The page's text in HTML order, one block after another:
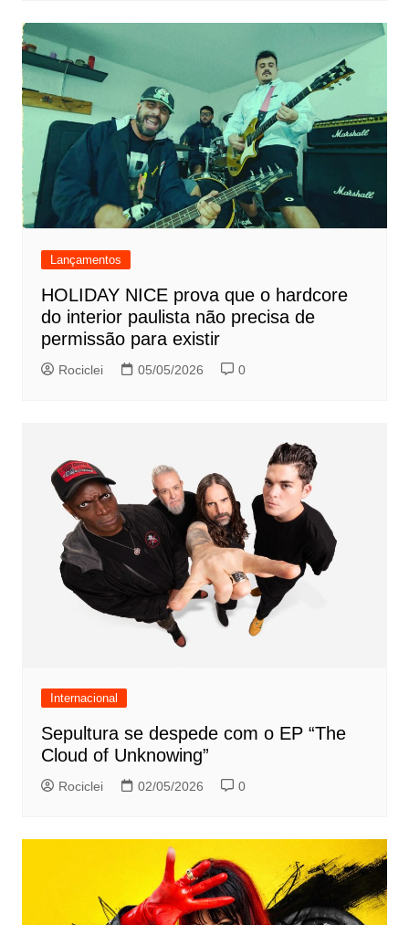
Lançamentos
HOLIDAY NICE prova que o hardcore
do interior paulista não precisa de
permissão para existir
Rociclei 05/05/2026 0
Internacional
Sepultura se despede com o EP “The
Cloud of Unknowing”
Rociclei 02/05/2026 0